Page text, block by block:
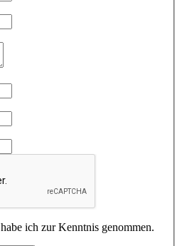
habe ich zur Kenntnis genommen.